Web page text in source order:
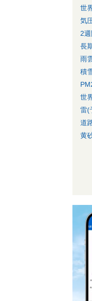
世
気
2
長
雨
積
世
雷(
道
黄